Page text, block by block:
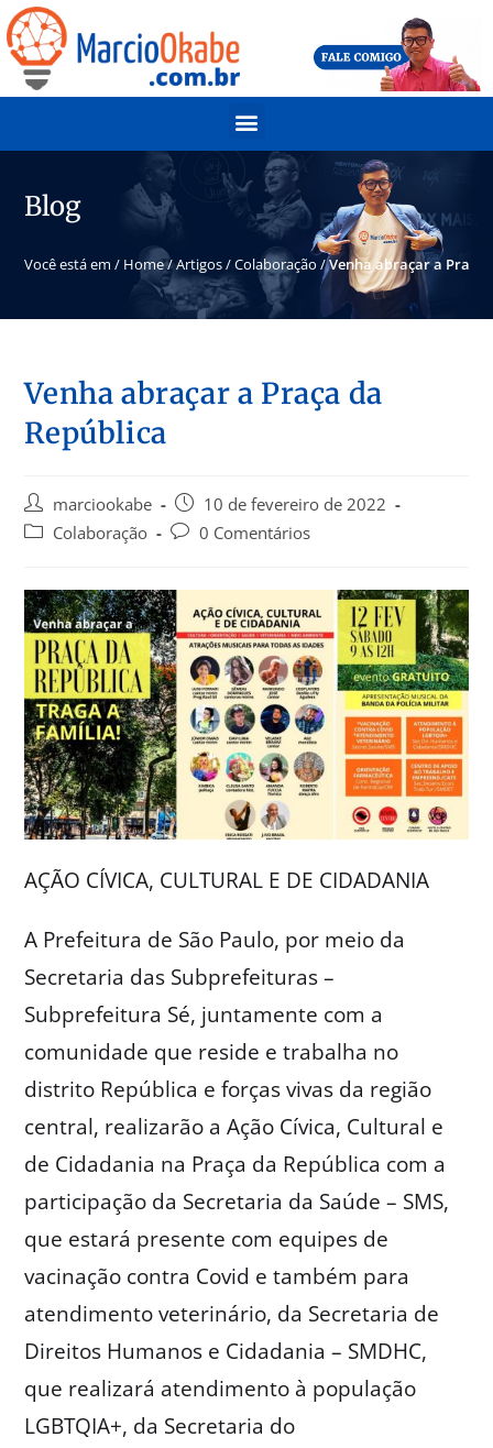
Blog
Você está em / Home/Artigos/Colaboração /Venha abraçar a Praça
Venha abraçar a Praça da
República
marciookabe
10 de fevereiro de 2022
Colaboração
0 Comentários
AÇÃO CÍVICA, CULTURAL E DE CIDADANIA
A Prefeitura de São Paulo, por meio da
Secretaria das Subprefeituras –
Subprefeitura Sé, juntamente com a
comunidade que reside e trabalha no
distrito República e forças vivas da região
central, realizarão a Ação Cívica, Cultural e
de Cidadania na Praça da República com a
participação da Secretaria da Saúde – SMS,
que estará presente com equipes de
vacinação contra Covid e também para
atendimento veterinário, da Secretaria de
Direitos Humanos e Cidadania – SMDHC,
que realizará atendimento à população
LGBTQIA+, da Secretaria do